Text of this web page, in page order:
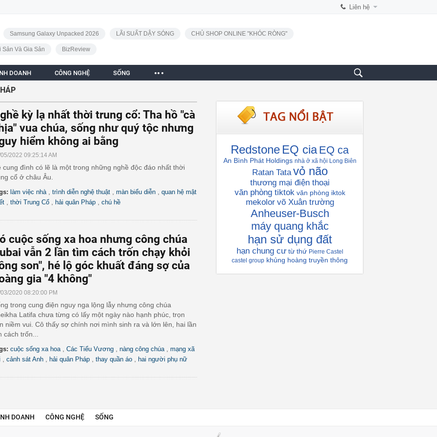
Liên hệ
Samsung Galaxy Unpacked 2026 LÃI SUẤT DẬY SÓNG CHỦ SHOP ONLINE "KHÓC RÒNG"
Sản Và Gia Sản BizReview
DOANH CÔNG NGHỆ SỐNG
kỳ lạ nhất thời trung cổ: Tha hồ "cà
vua chúa, sống như quý tộc nhưng
hiểm không ai bằng
2022 09:25:14 AM
cung đình có lẽ là một trong những nghề độc đáo nhất thời
cổ ở châu Âu.
làm việc nhà trình diễn nghệ thuật màn biểu diễn
quan hệ mật
thời Trung Cổ hải quân Pháp chú hề
cuộc sống xa hoa nhưng công chúa
vẫn 2 lần tìm cách trốn chạy khỏi
son", hé lộ góc khuất đáng sợ của
gia "4 không"
2020 08:20:00 PM
trong cung điện nguy nga lộng lẫy nhưng công chúa
Latifa chưa từng có lấy một ngày nào hạnh phúc, trọn
niềm vui. Cô thấy sợ chính nơi mình sinh ra và lớn lên, hai lần
cách trốn...
cuộc sống xa hoa Các Tiểu Vương nàng công chúa
mạng xã
cảnh sát Anh hải quân Pháp thay quần áo hai người phụ nữ
Redstone EQ cia EQ ca
An Bình Phát Holdings nhà ở xã hội Long Biên
Ratan Tata vỏ não
thương mại điện thoại
văn phòng tiktok văn phòng iktok
mekolor võ Xuân trường
Anheuser-Busch
máy quang khắc
hạn sử dụng đất
hạn chung cư từ thứ Pierre Castel
castel group khủng hoàng truyền thông
DOANH CÔNG NGHỆ SỐNG